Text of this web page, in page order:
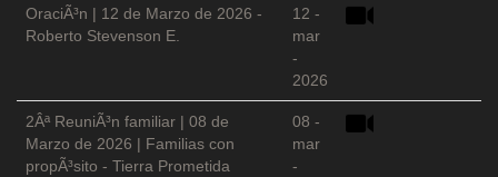
OraciÃ³n | 12 de Marzo de 2026 -
Roberto Stevenson E.
12 -
mar
-
2026
2Âª ReuniÃ³n familiar | 08 de
Marzo de 2026 | Familias con
propÃ³sito - Tierra Prometida
08 -
mar
-